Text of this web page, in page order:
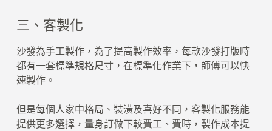
三、客製化
沙發為手工製作，為了提高製作效率，每款沙發打版時
都有一套標準規格尺寸，在標準化作業下，師傅可以快
速製作。
但是每個人家中格局、裝潢及喜好不同，客製化服務能
提供更多選擇，量身訂做下較費工、費時，製作成本提